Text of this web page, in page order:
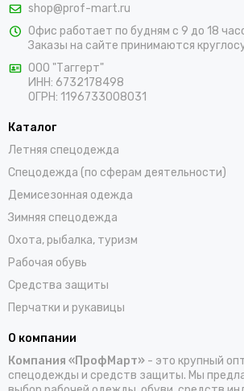
shop@prof-mart.ru
Офис работает по будням с 9 до 18
Заказы на сайте принимаются
ООО "Таггерт"
ИНН: 6732178498
ОГРН: 1196733008031
Каталог
Летняя спецодежда
Спецодежда (по сферам деятельности)
Демисезонная одежда
Зимняя спецодежда
Охота, рыбалка, туризм
Рабочая обувь
Средства защиты
Перчатки и рукавицы
О компании
Компания «ПрофМарт» - это крупный
спецодежды и средств защиты. Мы